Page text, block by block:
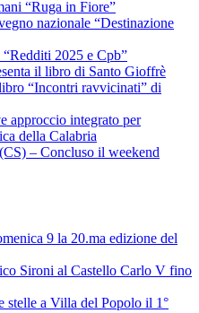
“Ruga in Fiore”
nazionale “Destinazione
2025 e Cpb”
il libro di Santo Gioffrè
“Incontri ravvicinati” di
approccio integrato per
della Calabria
– Concluso il weekend
9 la 20.ma edizione del
Sironi al Castello Carlo V fino
a Villa del Popolo il 1°